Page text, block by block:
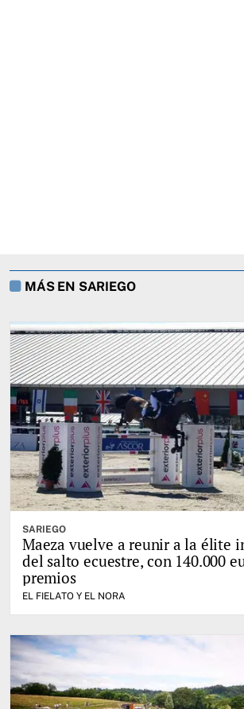
MÁS EN SARIEGO
SARIEGO
Maeza vuelve a reunir a la élite
del salto ecuestre, con 140.000
premios
EL FIELATO Y EL NORA